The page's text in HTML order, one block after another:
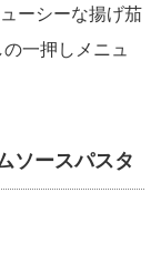
ーシーな揚げ茄
一押しメニュ
ソースパスタ